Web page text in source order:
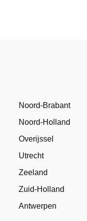
Noord-Brabant
Noord-Holland
Overijssel
Utrecht
Zeeland
Zuid-Holland
Antwerpen